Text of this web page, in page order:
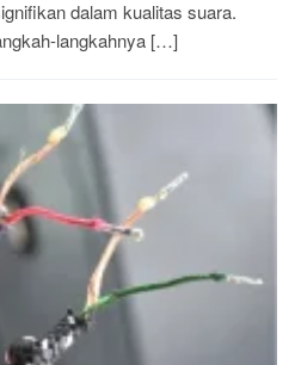
dalam kualitas suara.
langkahnya […]